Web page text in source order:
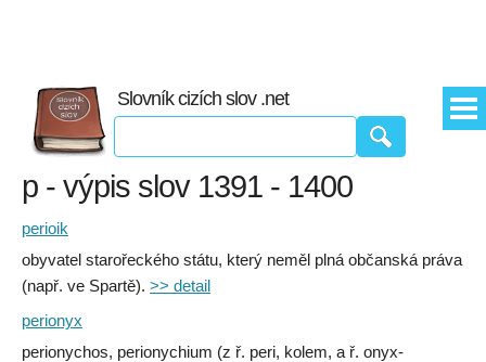
Slovník cizích slov .net
p - výpis slov 1391 - 1400
perioik
obyvatel starořeckého státu, který neměl plná občanská práva
(např. ve Spartě). >> detail
perionyx
perionychos, perionychium (z ř. peri, kolem, a ř. onyx-